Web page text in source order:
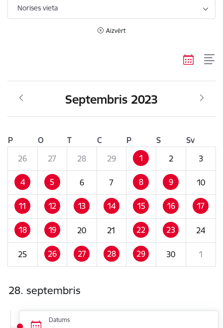
Norises vieta
Aizvērt
Septembris 2023
P O T C P S
Sv
26
27 28 29 1 2 3
4 5 6 7 8 9 10
11 12 13 14 15 16 17
18 19 20 21 22 23 24
25 26 27 28 29 30 1
28. septembris
Datums